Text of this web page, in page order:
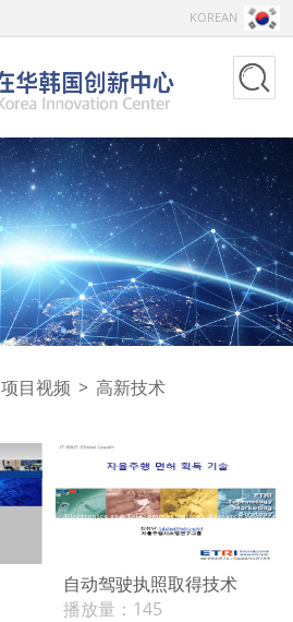
KOREAN
项目视频 > 高新技术
自动驾驶执照取得技术
播放量： 145